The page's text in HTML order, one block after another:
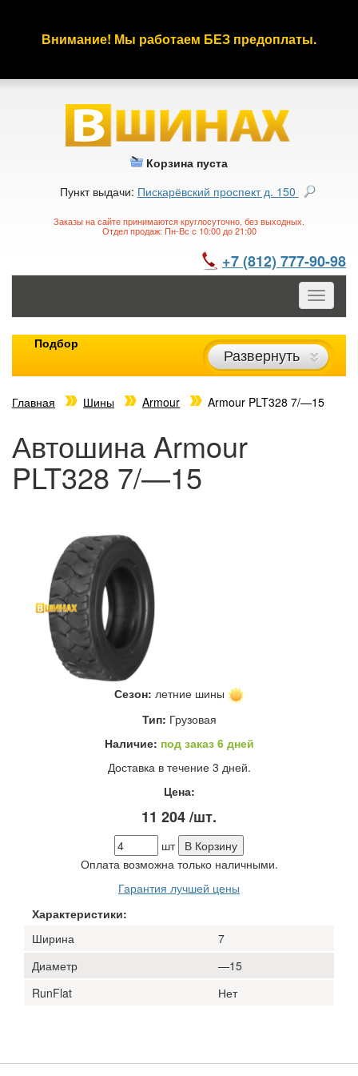
Внимание! Мы работаем БЕЗ предоплаты.
Корзина пуста
Пункт выдачи: Пискарёвский проспект д. 150
Заказы на сайте принимаются круглосуточно, без выходных.
Отдел продаж: Пн-Вс с 10:00 до 21:00
+7 (812) 777-90-98
Toggle
Подбор
Развернуть
Главная Шины Armour Armour PLT328 7/—15
Автошина Armour
PLT328 7/—15
Сезон: летние шины
Тип: Грузовая
Наличие: под заказ 6 дней
Доставка в течение 3 дней.
Цена:
11 204/шт.
шт В Корзину
Оплата возможна только наличными.
Гарантия лучшей цены
Характеристики:
Ширина
7
Диаметр
—15
RunFlat
Нет